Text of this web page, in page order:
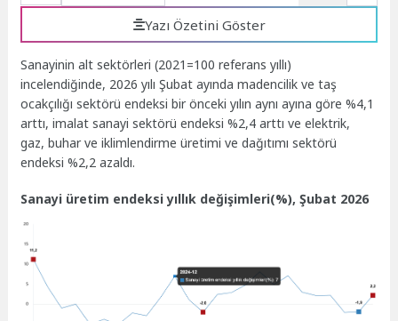
Yazı Özetini Göster
Sanayinin alt sektörleri (2021=100 referans yıllı)
incelendiğinde, 2026 yılı Şubat ayında madencilik ve taş
ocakçılığı sektörü endeksi bir önceki yılın aynı ayına göre %4,1
arttı, imalat sanayi sektörü endeksi %2,4 arttı ve elektrik,
gaz, buhar ve iklimlendirme üretimi ve dağıtımı sektörü
endeksi %2,2 azaldı.
Sanayi üretim endeksi yıllık değişimleri(%), Şubat 2026